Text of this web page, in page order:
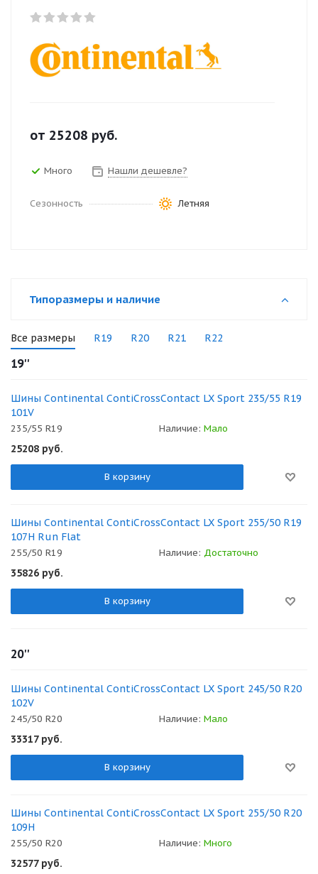
от 25208 руб.
Много Нашли дешевле?
Сезонность Летняя
Типоразмеры и наличие
Все размеры R19 R20 R21 R22
19''
Шины Continental ContiCrossContact LX Sport 235/55 R19
101V
235/55 R19 Наличие: Мало
25208 руб.
В корзину
Шины Continental ContiCrossContact LX Sport 255/50 R19
107H Run Flat
255/50 R19 Наличие: Достаточно
35826 руб.
В корзину
20''
Шины Continental ContiCrossContact LX Sport 245/50 R20
102V
245/50 R20 Наличие: Мало
33317руб.
В корзину
Шины Continental ContiCrossContact LX Sport 255/50 R20
109H
255/50 R20 Наличие: Много
32577руб.